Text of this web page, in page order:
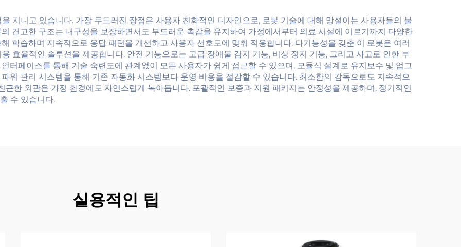
지니고 있습니다. 가장 두드러진 장점은 사용자 친화적인 디자인으로, 로봇 기술에 대해 망설이는 사용자들의 불
견고한 구조는 내구성을 보장하면서도 부드러운 촉감을 유지하여 가정에서부터 의료 시설에 이르기까지 다양한
학습하며 지속적으로 응답 패턴을 개선하고 사용자 선호도에 맞춰 적응합니다. 다기능성을 갖춘 이 로봇은 여러
효율적인 솔루션을 제공합니다. 안전 기능으로는 고급 장애물 감지 기능, 비상 정지 기능, 그리고 사고로 인한 부
터페이스를 통해 기술 숙련도에 관계없이 모든 사용자가 쉽게 접근할 수 있으며, 모듈식 설계로 유지보수 및 업그
워 관리 시스템을 통해 기존 자동화 시스템보다 운영 비용을 절감할 수 있습니다. 최소한의 감독으로도 지속적으
한 외관은 가정 환경에도 자연스럽게 녹아듭니다. 포괄적인 보증과 지원 패키지는 안정성을 제공하며, 정기적인
수 있습니다.
실용적인 팁